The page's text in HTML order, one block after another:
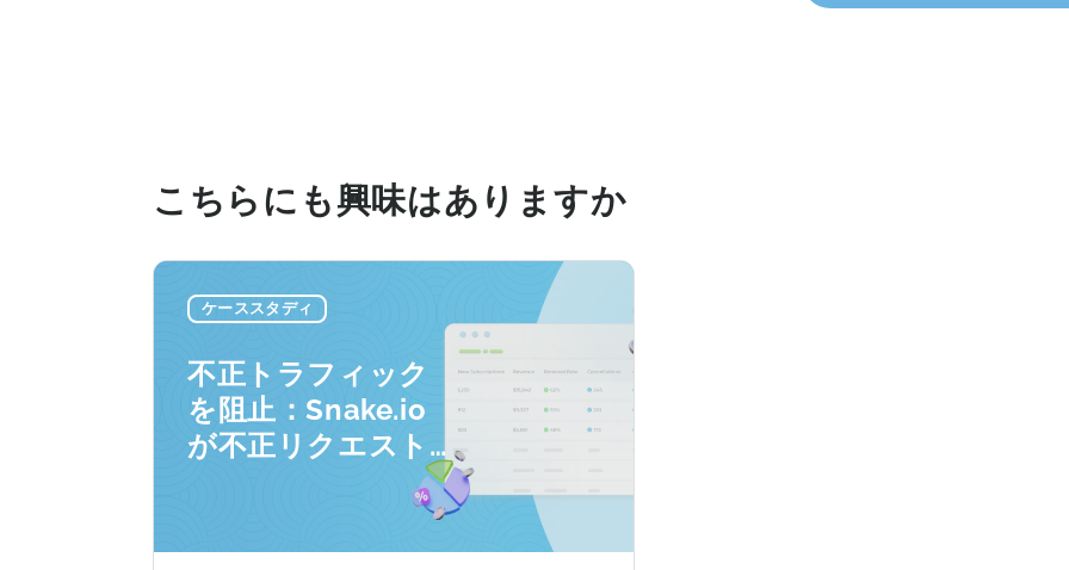
こちらにも興味はありますか
ケーススタディ
不正トラフィック
を阻止：Snake.io
が不正リクエスト
を33%削減した方